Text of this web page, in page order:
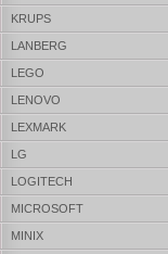
KRUPS
LANBERG
LEGO
LENOVO
LEXMARK
LG
LOGITECH
MICROSOFT
MINIX